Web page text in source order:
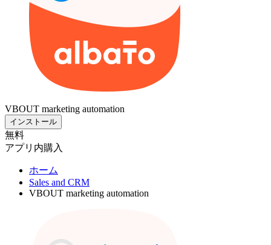
VBOUT marketing automation
インストール
無料
アプリ内購入
ホーム
Sales and CRM
VBOUT marketing automation